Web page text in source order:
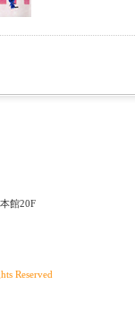
館20F
Reserved